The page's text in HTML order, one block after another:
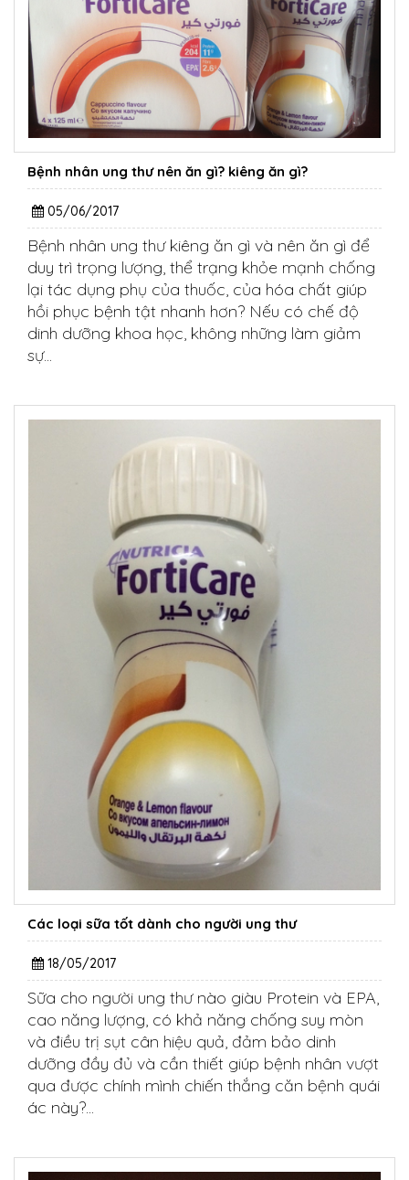
Bệnh nhân ung thư nên ăn gì? kiêng ăn gì?
05/06/2017
Bệnh nhân ung thư kiêng ăn gì và nên ăn gì để
duy trì trọng lượng, thể trạng khỏe mạnh chống
lại tác dụng phụ của thuốc, của hóa chất giúp
hồi phục bệnh tật nhanh hơn? Nếu có chế độ
dinh dưỡng khoa học, không những làm giảm
sự...
Các loại sữa tốt dành cho người ung thư
18/05/2017
Sữa cho người ung thư nào giàu Protein và EPA,
cao năng lượng, có khả năng chống suy mòn
và điều trị sụt cân hiệu quả, đảm bảo dinh
dưỡng đầy đủ và cần thiết giúp bệnh nhân vượt
qua được chính mình chiến thắng căn bệnh quái
ác này?...